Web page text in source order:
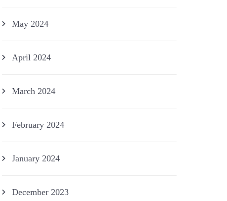
May 2024
April 2024
March 2024
February 2024
January 2024
December 2023